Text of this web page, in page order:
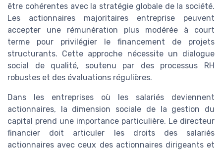
être cohérentes avec la stratégie globale de la société.
Les actionnaires majoritaires entreprise peuvent
accepter une rémunération plus modérée à court
terme pour privilégier le financement de projets
structurants. Cette approche nécessite un dialogue
social de qualité, soutenu par des processus RH
robustes et des évaluations régulières.
Dans les entreprises où les salariés deviennent
actionnaires, la dimension sociale de la gestion du
capital prend une importance particulière. Le directeur
financier doit articuler les droits des salariés
actionnaires avec ceux des actionnaires dirigeants et